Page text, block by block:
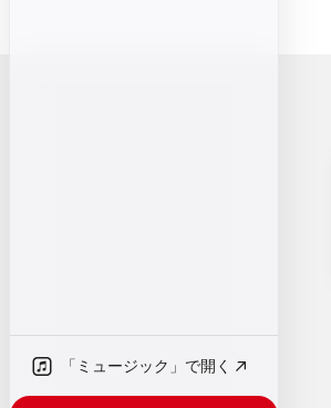
「ミュージック」で開く